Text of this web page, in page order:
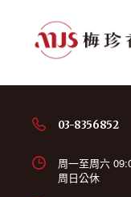
03-8356852
周一至周六
周日公休